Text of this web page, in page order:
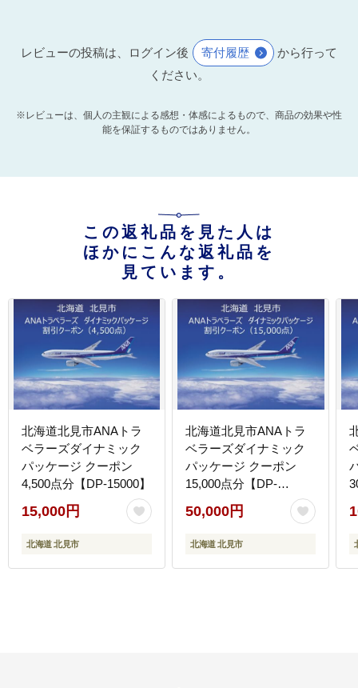
レビューの投稿は、ログイン後 寄付履歴
から行って
ください。
※レビューは、個人の主観による感想・体感によるもので、商品の効果や性
能を保証するものではありません。
この返礼品を見た人は
ほかにこんな返礼品を
見ています。
北海道北見市ANAトラ
ベラーズダイナミック
パッケージ クーポン
4,500点分【DP-15000】
15,000円
北海道 北見市
北海道北見市ANAトラ
ベラーズダイナミック
パッケージ クーポン
15,000点分【DP-
50,000円
北海道 北見市